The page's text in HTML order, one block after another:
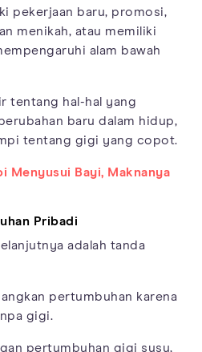
pekerjaan baru, promosi,
menikah, atau memiliki
alam bawah
tentang hal-hal yang
baru dalam hidup,
tentang gigi yang copot.
Menyusui Bayi, Maknanya
Pribadi
adalah tanda
pertumbuhan karena
gigi.
pertumbuhan gigi susu,